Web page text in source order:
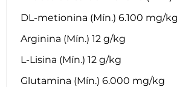
DL-metionina (Mín.) 6.100 mg/kg
Arginina (Mín.) 12 g/kg
L-Lisina (Mín.) 12 g/kg
Glutamina (Mín.) 6.000 mg/kg